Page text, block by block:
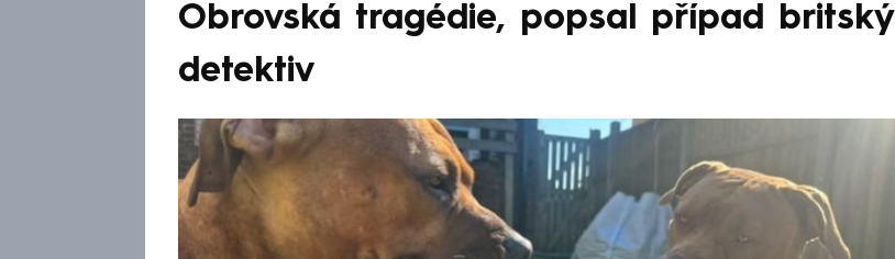
Obrovská tragédie, popsal případ britský
detektiv